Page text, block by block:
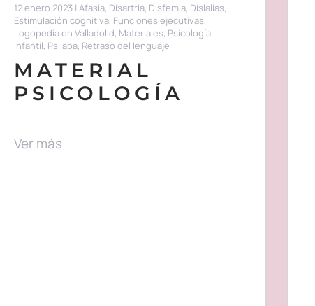
12 enero 2023 |Afasia, Disartria, Disfemia, Dislalias,
Estimulación cognitiva, Funciones ejecutivas,
Logopedia en Valladolid, Materiales, Psicología
Infantil, Psilaba, Retraso del lenguaje
MATERIAL
PSICOLOGÍA
Ver más